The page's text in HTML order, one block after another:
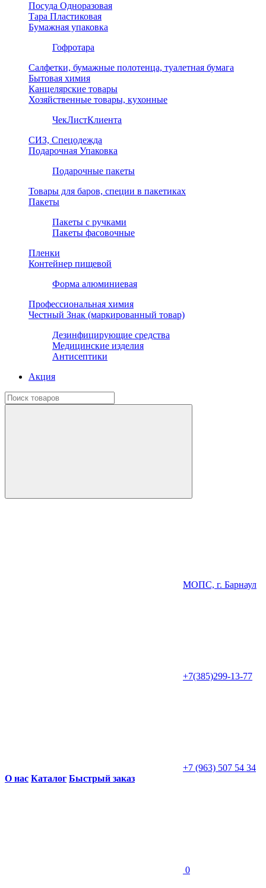
Посуда Одноразовая
Тара Пластиковая
Бумажная упаковка
Гофротара
Салфетки, бумажные полотенца, туалетная бумага
Бытовая химия
Канцелярские товары
Хозяйственные товары, кухонные
ЧекЛистКлиента
СИЗ, Спецодежда
Подарочная Упаковка
Подарочные пакеты
Товары для баров, специи в пакетиках
Пакеты
Пакеты с ручками
Пакеты фасовочные
Пленки
Контейнер пищевой
Форма алюминиевая
Профессиональная химия
Честный Знак (маркированный товар)
Дезинфицирующие средства
Медицинские изделия
Антисептики
Акция
МОПС, г. Барнаул
+7(385)299-13-77
+7 (963) 507 54 34
О нас Каталог Быстрый заказ
0